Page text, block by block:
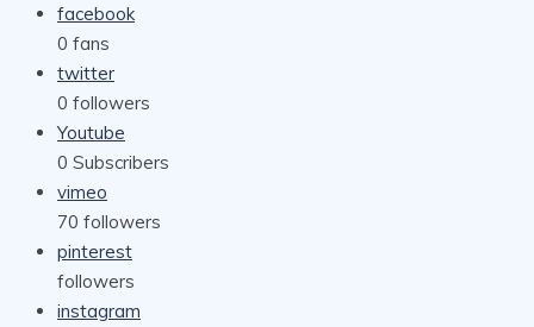
facebook
0 fans
twitter
0 followers
Youtube
0 Subscribers
vimeo
70 followers
pinterest
followers
instagram